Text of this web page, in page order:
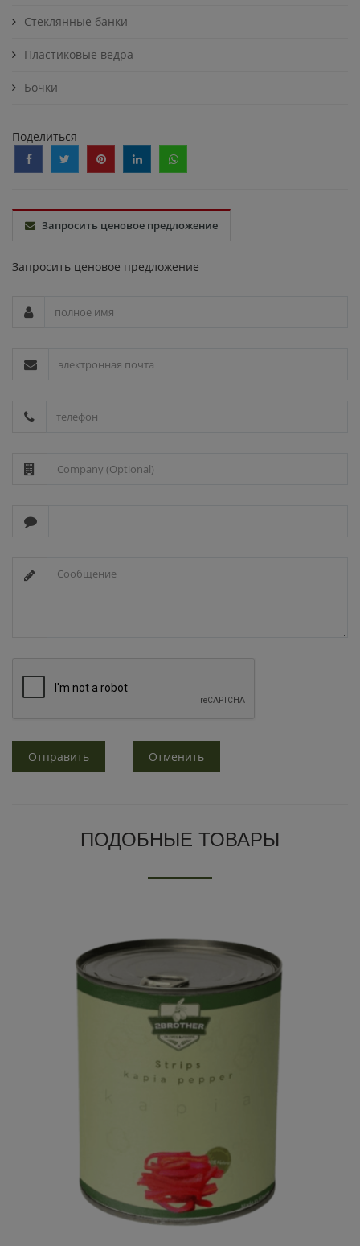
Стеклянные банки
Пластиковые ведра
Бочки
Поделиться
Запросить ценовое предложение
Запросить ценовое предложение
Отправить Отменить
ПОДОБНЫЕ ТОВАРЫ